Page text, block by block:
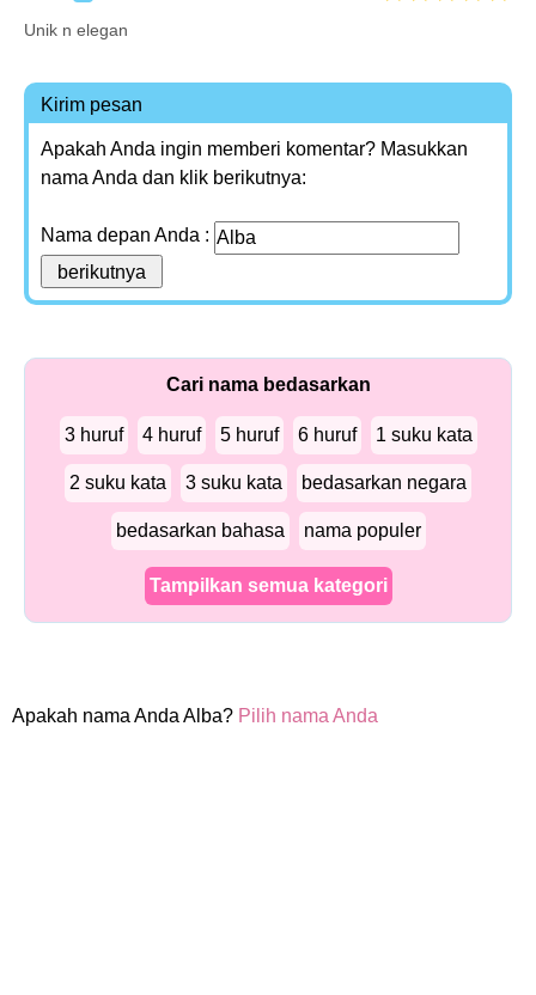
Unik n elegan
Kirim pesan
Apakah Anda ingin memberi komentar? Masukkan
nama Anda dan klik berikutnya:
Nama depan Anda :
Cari nama bedasarkan
3 huruf 4 huruf 5 huruf 6 huruf 1 suku kata
2 suku kata 3 suku kata bedasarkan negara
bedasarkan bahasa nama populer
Tampilkan semua kategori
Apakah nama Anda Alba? Pilih nama Anda